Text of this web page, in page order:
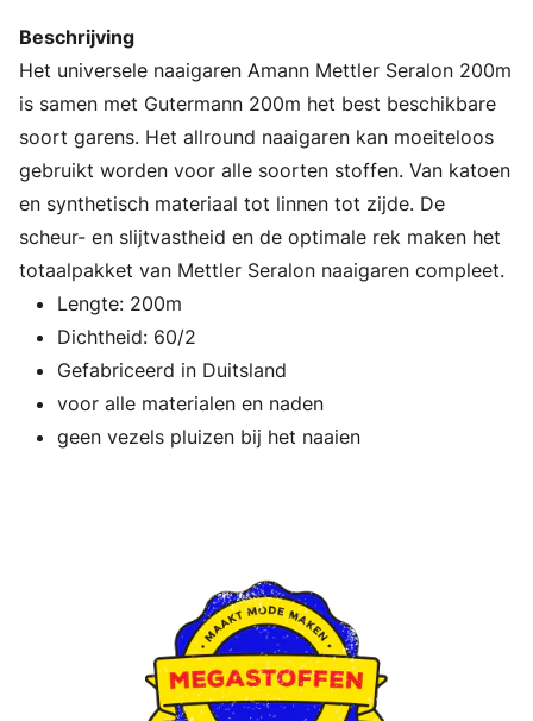
Beschrijving
Het universele naaigaren Amann Mettler Seralon 200m
is samen met Gutermann 200m het best beschikbare
soort garens. Het allround naaigaren kan moeiteloos
gebruikt worden voor alle soorten stoffen. Van katoen
en synthetisch materiaal tot linnen tot zijde. De
scheur- en slijtvastheid en de optimale rek maken het
totaalpakket van Mettler Seralon naaigaren compleet.
Lengte: 200m
Dichtheid: 60/2
Gefabriceerd in Duitsland
voor alle materialen en naden
geen vezels pluizen bij het naaien